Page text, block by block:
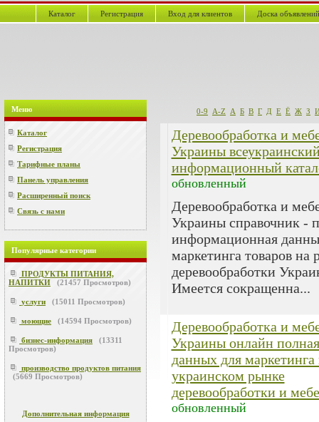
Каталог Регистрация Вход для клиентов Доска объявлений
Меню
Каталог
Регистрация
Тарифные планы
Панель управления
Расширенный поиск
Связь с нами
Популярные категории
ПРОДУКТЫ ПИТАНИЯ,
НАПИТКИ
(21457 Просмотров)
услуги (15011 Просмотров)
моющие (14594 Просмотров)
бизнес-информация (13311
Просмотров)
производство продуктов питания
(5669 Просмотров)
Дополнительная информация
0-9 A-Z А Б В Г Д Е Ё Ж З
Деревообработка и
Украины
информационный
обновленный
Деревообработка и
Украины справочник -
информационная
маркетинга товаров на
деревообработки
Имеется сокращенна...
Деревообработка и
Украины онлайн
данных для маркетинга
украинском рынке
деревообработки и
обновленный